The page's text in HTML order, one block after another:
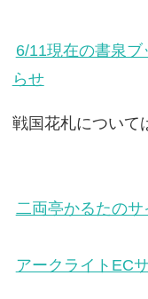
6/11現在の書泉
らせ
戦国花札について
二両亭かるたのサ
アークライトEC